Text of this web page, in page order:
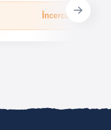
Încercă cuponul